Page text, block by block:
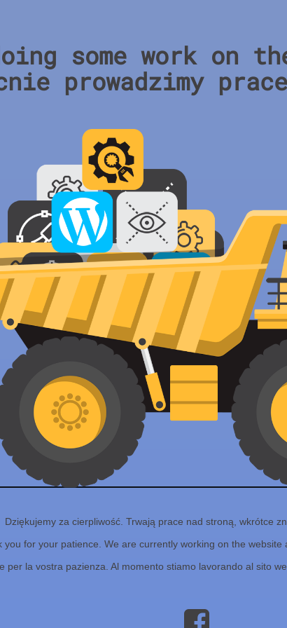
some work on
prowadzimy
Dziękujemy za cierpliwość. Trwają prace nad stroną, wkrótce
you for your patience. We are currently working on the website
per la vostra pazienza. Al momento stiamo lavorando al sito